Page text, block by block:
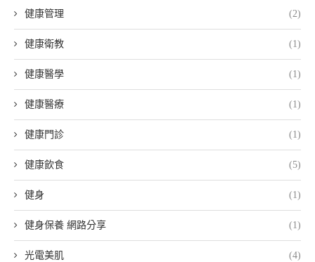
健康管理 (2)
健康衛教 (1)
健康醫學 (1)
健康醫療 (1)
健康門診 (1)
健康飲食 (5)
健身 (1)
健身保養 網路分享 (1)
光電美肌 (4)